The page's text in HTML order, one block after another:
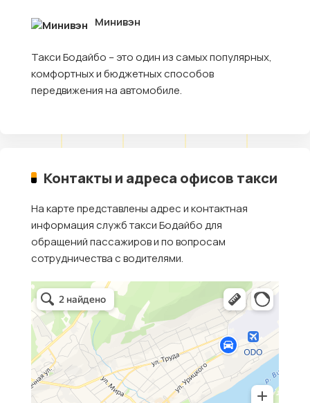
Минивэн
Такси Бодайбо – это один из самых популярных,
комфортных и бюджетных способов
передвижения на автомобиле.
Контакты и адреса офисов такси
На карте представлены адрес и контактная
информация служб такси Бодайбо для
обращений пассажиров и по вопросам
сотрудничества с водителями.